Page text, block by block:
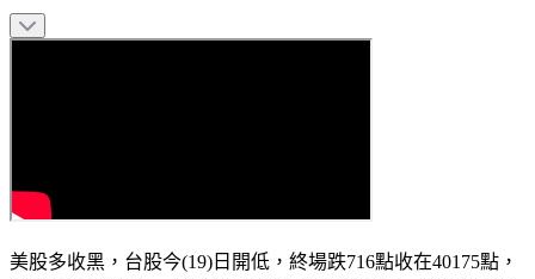
美股多收黑，台股今(19)日開低，終場跌716點收在40175點，